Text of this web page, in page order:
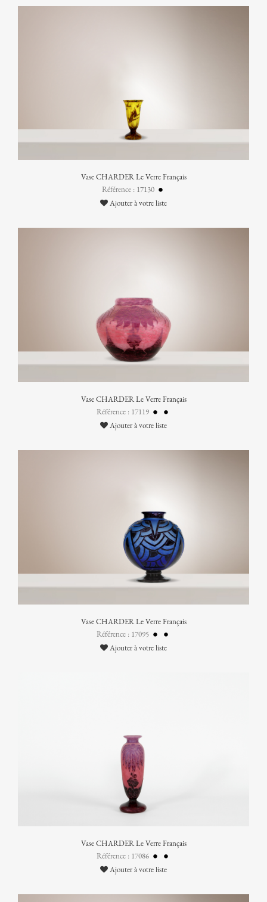
Vase CHARDER Le Verre Français
Référence : 17130
Ajouter à votre liste
Vase CHARDER Le Verre Français
Référence : 17119
Ajouter à votre liste
Vase CHARDER Le Verre Français
Référence : 17095
Ajouter à votre liste
Vase CHARDER Le Verre Français
Référence : 17086
Ajouter à votre liste